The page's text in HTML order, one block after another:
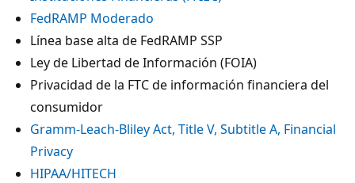
FedRAMP Moderado
Línea base alta de FedRAMP SSP
Ley de Libertad de Información (FOIA)
Privacidad de la FTC de información financiera del
consumidor
Gramm-Leach-Bliley Act, Title V, Subtitle A, Financial
Privacy
HIPAA/HITECH